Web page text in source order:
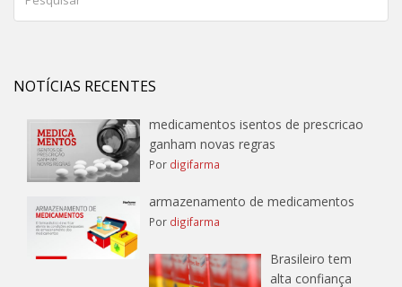
NOTÍCIAS RECENTES
medicamentos isentos de prescricao
ganham novas regras
Por digifarma
armazenamento de medicamentos
Por digifarma
Brasileiro tem
alta confiança